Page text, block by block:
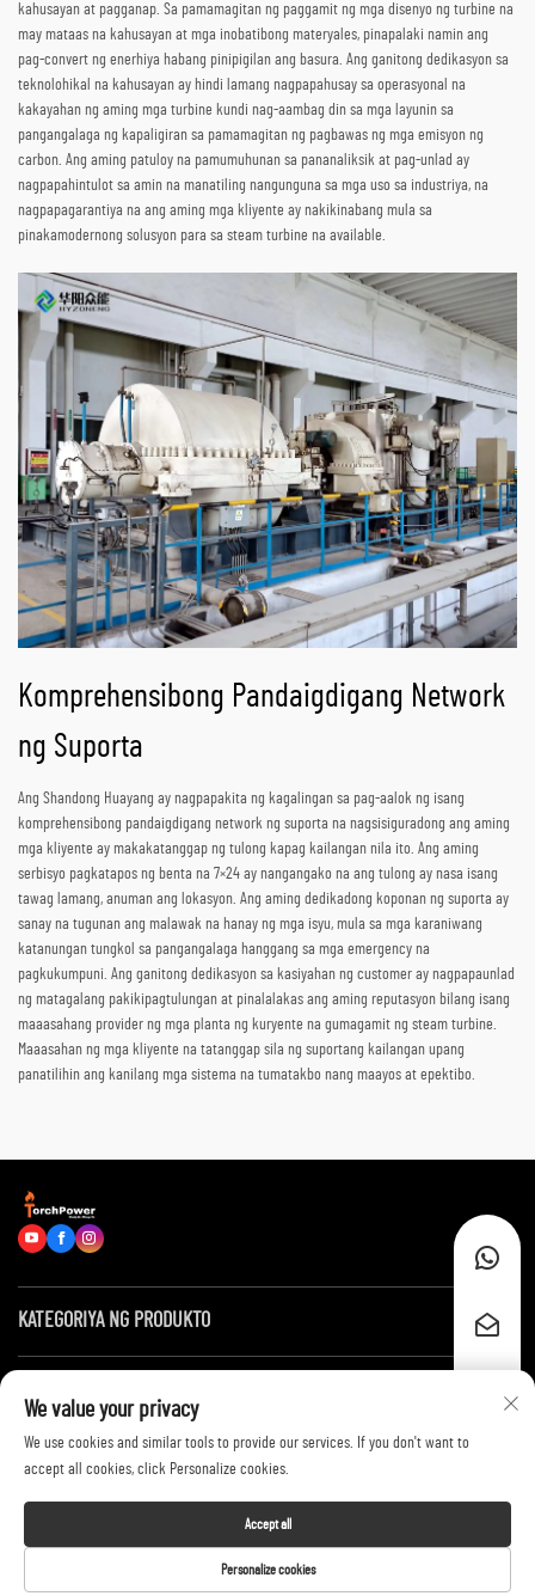
kahusayan at pagganap. Sa pamamagitan ng paggamit ng mga disenyo ng turbine na
may mataas na kahusayan at mga inobatibong materyales, pinapalaki namin ang
pag-convert ng enerhiya habang pinipigilan ang basura. Ang ganitong dedikasyon sa
teknolohikal na kahusayan ay hindi lamang nagpapahusay sa operasyonal na
kakayahan ng aming mga turbine kundi nag-aambag din sa mga layunin sa
pangangalaga ng kapaligiran sa pamamagitan ng pagbawas ng mga emisyon ng
carbon. Ang aming patuloy na pamumuhunan sa pananaliksik at pag-unlad ay
nagpapahintulot sa amin na manatiling nangunguna sa mga uso sa industriya, na
nagpapagarantiya na ang aming mga kliyente ay nakikinabang mula sa
pinakamodernong solusyon para sa steam turbine na available.
Komprehensibong Pandaigdigang Network
ng Suporta
Ang Shandong Huayang ay nagpapakita ng kagalingan sa pag-aalok ng isang
komprehensibong pandaigdigang network ng suporta na nagsisiguradong ang aming
mga kliyente ay makakatanggap ng tulong kapag kailangan nila ito. Ang aming
serbisyo pagkatapos ng benta na 7×24 ay nangangako na ang tulong ay nasa isang
tawag lamang, anuman ang lokasyon. Ang aming dedikadong koponan ng suporta ay
sanay na tugunan ang malawak na hanay ng mga isyu, mula sa mga karaniwang
katanungan tungkol sa pangangalaga hanggang sa mga emergency na
pagkukumpuni. Ang ganitong dedikasyon sa kasiyahan ng customer ay nagpapaunlad
ng matagalang pakikipagtulungan at pinalalakas ang aming reputasyon bilang isang
maaasahang provider ng mga planta ng kuryente na gumagamit ng steam turbine.
Maaasahan ng mga kliyente na tatanggap sila ng suportang kailangan upang
panatilihin ang kanilang mga sistema na tumatakbo nang maayos at epektibo.
KATEGORIYA NG PRODUKTO
Makipag-ugnayan sa Amin
Copyright © 2026 by Shandong Huayang Juneng Electric Power Technology
We value your privacy
We use cookies and similar tools to provide our services. If you don't want to
accept all cookies, click Personalize cookies.
Personalize cookies
Accept all